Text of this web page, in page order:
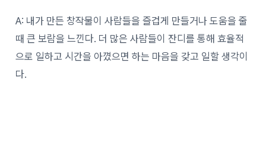
A: 내가 만든 창작물이 사람들을 즐겁게 만들거나 도움을 줄
때 큰 보람을 느낀다. 더 많은 사람들이 잔디를 통해 효율적
으로 일하고 시간을 아꼈으면 하는 마음을 갖고 일할 생각이
다.